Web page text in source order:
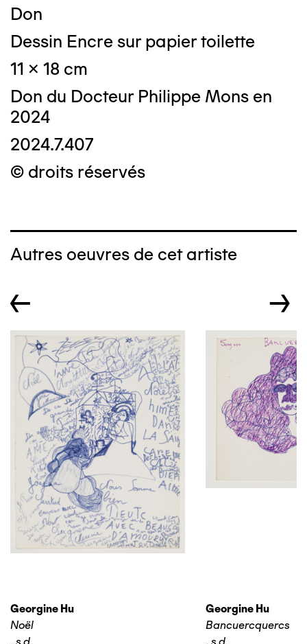
Don
Dessin Encre sur papier toilette
11 x 18 cm
Don du Docteur Philippe Mons en
2024
2024.7.407
© droits réservés
Autres oeuvres de cet artiste
← →
Georgine Hu
Noël
, s.d.
Georgine Hu
Bancuercquercs
, s.d.